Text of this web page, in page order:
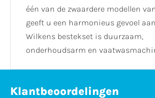
één van de zwaardere modellen
geeft u een harmonieus gevoel
Wilkens bestekset is duurzaam,
onderhoudsarm en
Klantbeoordelingen